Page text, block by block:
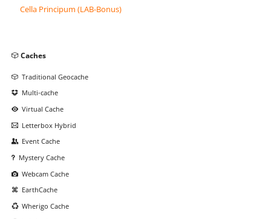
Cella Principum (LAB-Bonus)
Navigation
Caches
Traditional Geocache
Multi-cache
Virtual Cache
Letterbox Hybrid
Event Cache
Mystery Cache
Webcam Cache
EarthCache
Wherigo Cache